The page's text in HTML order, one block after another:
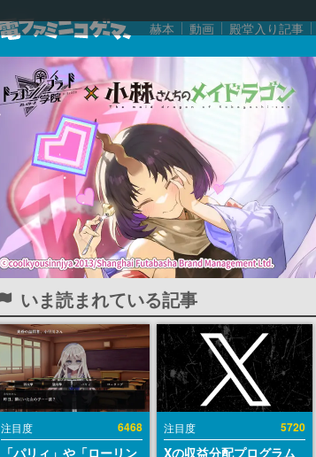
赫本 動画 殿堂入り記事
いま読まれている記事
注目度 6468
「パリィ」や「ローリン
注目度 5720
Xの収益分配プログラム